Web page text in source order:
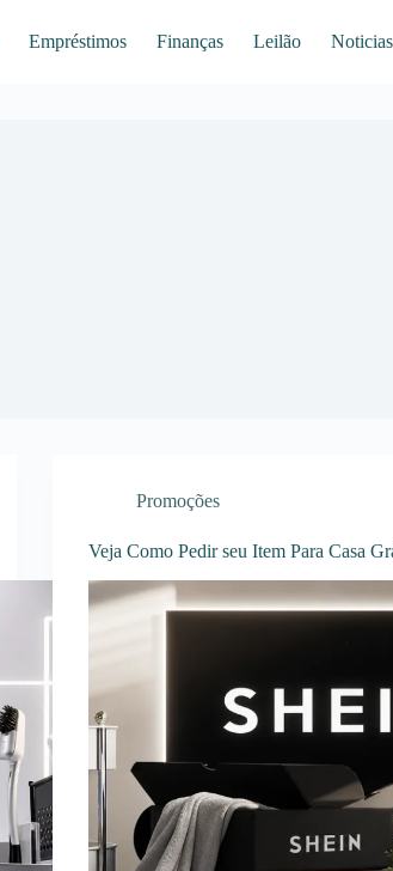
Empréstimos Finanças Leilão Noticias
Promoções
Veja Como Pedir seu Item Para Casa